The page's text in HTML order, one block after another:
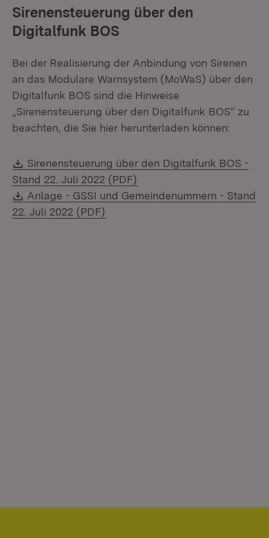
Sirenensteuerung über den
Digitalfunk BOS
Bei der Realisierung der Anbindung von Sirenen
an das Modulare Warnsystem (MoWaS) über den
Digitalfunk BOS sind die Hinweise
„Sirenensteuerung über den Digitalfunk BOS“ zu
beachten, die Sie hier herunterladen können:
Download:
Sirenensteuerung über den Digitalfunk BOS -
Stand 22. Juli 2022 (PDF)
Download:
Anlage - GSSI und Gemeindenummern - Stand
22. Juli 2022 (PDF)